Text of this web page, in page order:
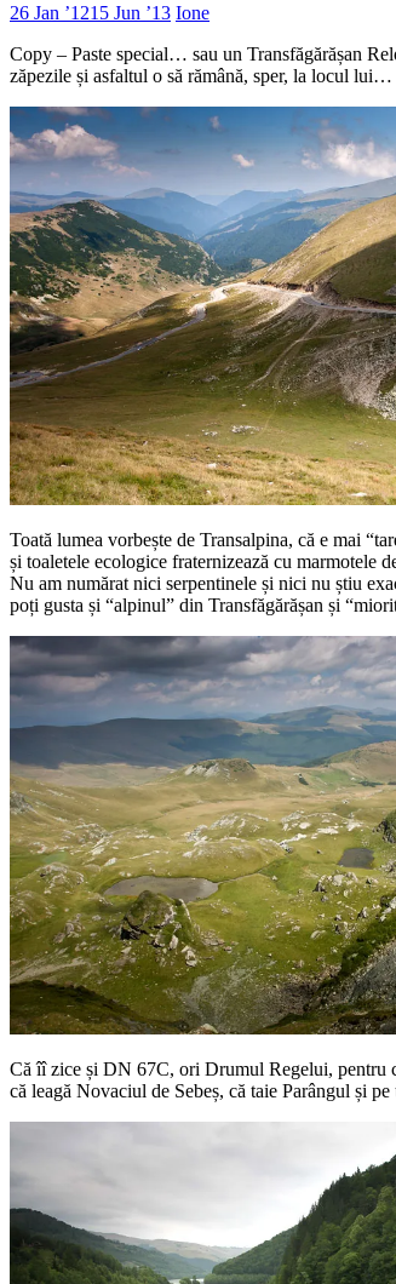
26 Jan ’1215 Jun ’13 Ione
Copy – Paste special… sau un Transfăgărășan
zăpezile și asfaltul o să rămână, sper, la locul lui…
Toată lumea vorbește de Transalpina, că e mai
și toaletele ecologice fraternizează cu marmotele
Nu am numărat nici serpentinele și nici nu știu
poți gusta și “alpinul” din Transfăgărășan și
Că îî zice și DN 67C, ori Drumul Regelui, pentru
că leagă Novaciul de Sebeș, că taie Parângul și